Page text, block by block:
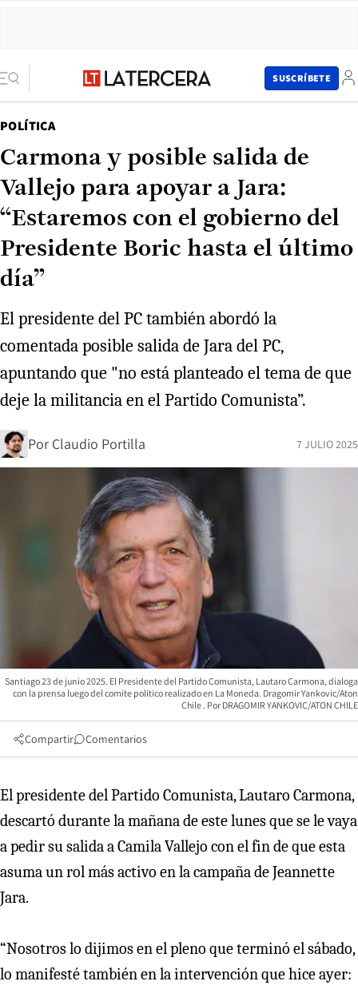
SUSCRÍBETE
POLÍTICA
Carmona y posible salida de
Vallejo para apoyar a Jara:
“Estaremos con el gobierno del
Presidente Boric hasta el último
día”
El presidente del PC también abordó la
comentada posible salida de Jara del PC,
apuntando que "no está planteado el tema de que
deje la militancia en el Partido Comunista”.
Por Claudio Portilla 7 JULIO 2025
Santiago 23 de junio 2025. El Presidente del Partido Comunista, Lautaro Carmona, dialoga
con la prensa luego del comite politico realizado en La Moneda. Dragomir Yankovic/Aton
Chile
DRAGOMIR YANKOVIC/ATON CHILE
Compartir Comentarios
El presidente del Partido Comunista, Lautaro Carmona,
descartó durante la mañana de este lunes que se le vaya
a pedir su salida a Camila Vallejo con el fin de que esta
asuma un rol más activo en la campaña de Jeannette
Jara.
“Nosotros lo dijimos en el pleno que terminó el sábado,
lo manifesté también en la intervención que hice ayer: